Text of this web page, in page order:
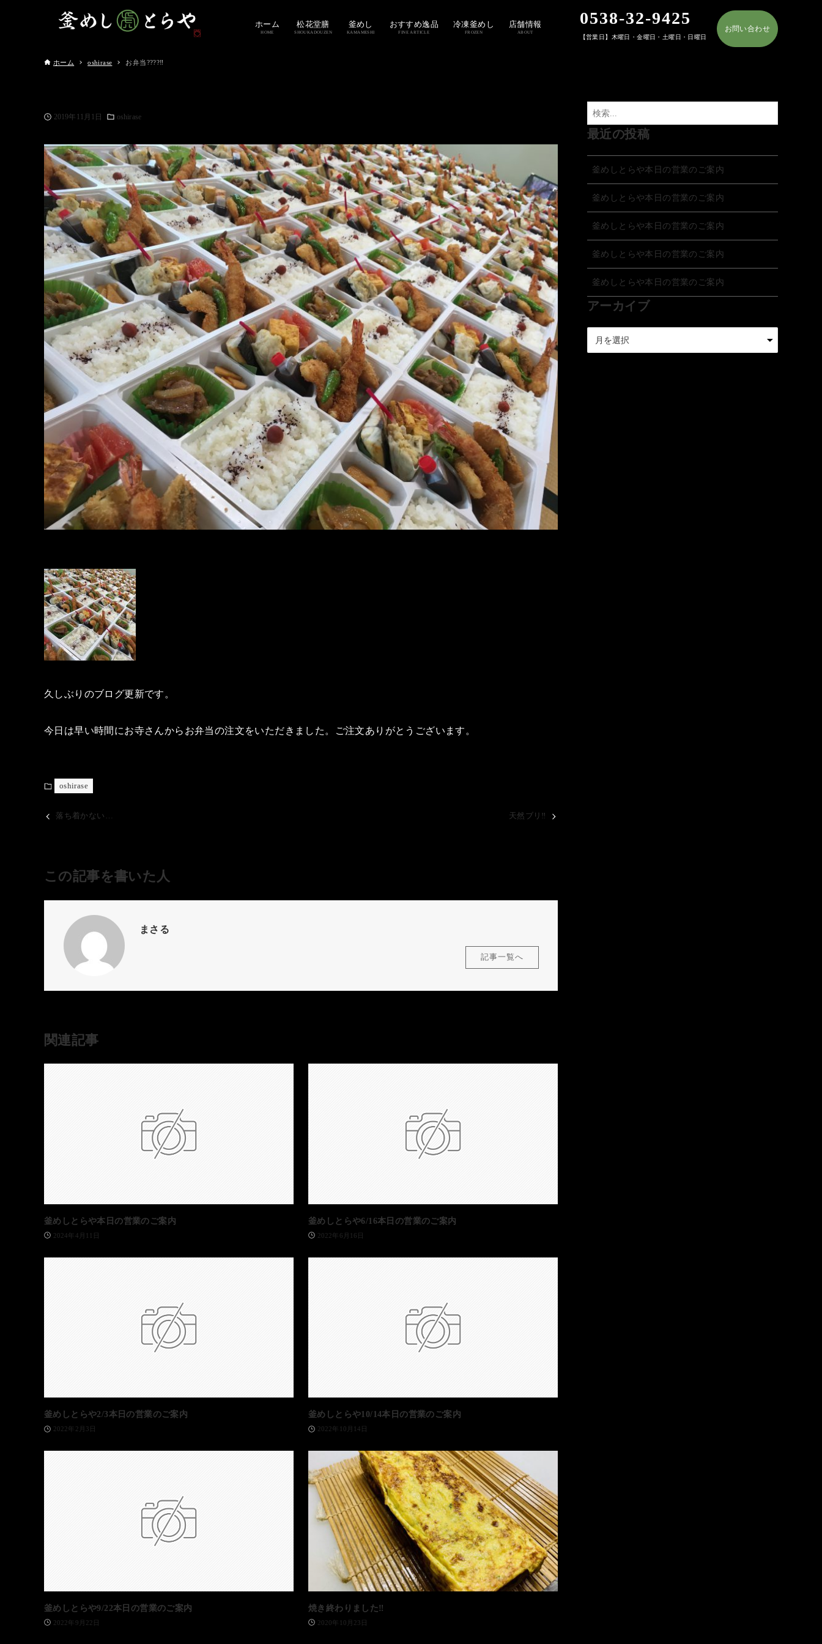
ホーム
HOME
松花堂膳
SHOUKADOUZEN
釜めし
KAMAMESHI
おすすめ逸品
FINE ARTICLE
冷凍釜めし
FROZEN
店舗情報
ABOUT
0538-32-9425
【営業日】木曜日・金曜日・土曜日・日曜日
お問い合わせ
ホーム oshirase お弁当????‼️
2019年11月1日 oshirase
久しぶりのブログ更新です。
今日は早い時間にお寺さんからお弁当の注文をいただきました。ご注文ありがとうございます。
oshirase
落ち着かない… 天然ブリ‼️
この記事を書いた人
まさる
記事一覧へ
関連記事
釜めしとらや本日の営業のご案内
2024年4月11日
釜めしとらや6/16本日の営業のご案内
2022年6月16日
釜めしとらや2/3本日の営業のご案内
2022年2月3日
釜めしとらや10/14本日の営業のご案内
2022年10月14日
釜めしとらや9/22本日の営業のご案内
2022年9月22日
焼き終わりました‼️
2020年10月23日
最近の投稿
釜めしとらや本日の営業のご案内
釜めしとらや本日の営業のご案内
釜めしとらや本日の営業のご案内
釜めしとらや本日の営業のご案内
釜めしとらや本日の営業のご案内
アーカイブ